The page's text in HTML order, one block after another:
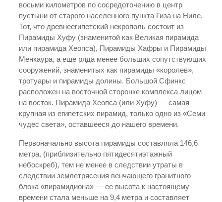
восьми километров по сосредоточению в центр
пустыни от старого населенного пункта Гиза на Ниле.
Тот, что древнеегипетский некрополь состоит из
Пирамиды Хуфу (знаменитой как Великая пирамида
или пирамида Хеопса), Пирамиды Хафры и Пирамиды
Менкаура, а еще ряда менее больших сопутствующих
сооружений, знаменитых как пирамиды «королев»,
тротуары и пирамиды долины. Большой Сфинкс
расположен на восточной сторонке комплекса лицом
на восток. Пирамида Хеопса (или Хуфу) — самая
крупная из египетских пирамид, только одно из «Семи
чудес света», оставшееся до нашего времени.
Первоначально высота пирамиды составляла 146,6
метра, (приблизительно пятидесятиэтажный
небоскреб), тем не менее в следствии утраты в
следствии землетрясения венчающего гранитного
блока «пирамидиона» — ее высота к настоящему
времени стала меньше на 9,4 метра и составляет